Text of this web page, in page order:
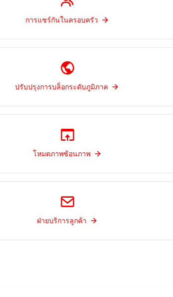
การแชร์กันในครอบครัว
ปรับปรุงการบล็อกระดับภูมิภาค
โหมดภาพซ้อนภาพ
ฝ่ายบริการลูกค้า